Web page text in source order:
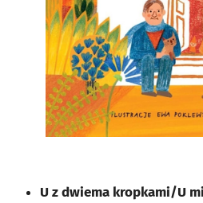
U z dwiema kropkami/U